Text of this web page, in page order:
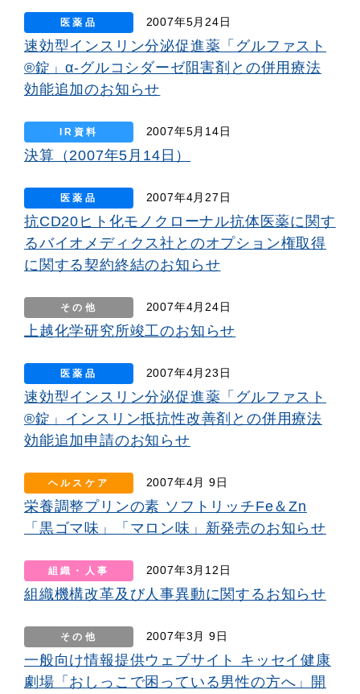
医薬品 2007年5月24日
速効型インスリン分泌促進薬「グルファスト
®錠」α-グルコシダーゼ阻害剤との併用療法
効能追加のお知らせ
IR資料 2007年5月14日
決算（2007年5月14日）
医薬品 2007年4月27日
抗CD20ヒト化モノクローナル抗体医薬に関す
るバイオメディクス社とのオプション権取得
に関する契約終結のお知らせ
その他 2007年4月24日
上越化学研究所竣工のお知らせ
医薬品 2007年4月23日
速効型インスリン分泌促進薬「グルファスト
®錠」インスリン抵抗性改善剤との併用療法
効能追加申請のお知らせ
ヘルスケア 2007年4月 9日
栄養調整プリンの素 ソフトリッチFe＆Zn
「黒ゴマ味」「マロン味」新発売のお知らせ
組織・人事 2007年3月12日
組織機構改革及び人事異動に関するお知らせ
その他 2007年3月 9日
一般向け情報提供ウェブサイト キッセイ健康
劇場「おしっこで困っている男性の方へ」開